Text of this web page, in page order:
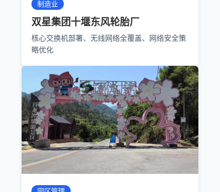
制造业
双星集团十堰东风轮胎厂
核心交换机部署、无线网络全覆盖、网络安全策
略优化